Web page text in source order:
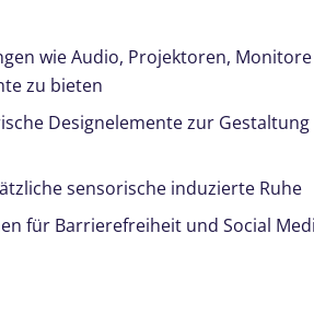
wie Audio, Projektoren,
zu bieten
Designelemente zur
sensorische induzierte Ruhe
für Barrierefreiheit und Social